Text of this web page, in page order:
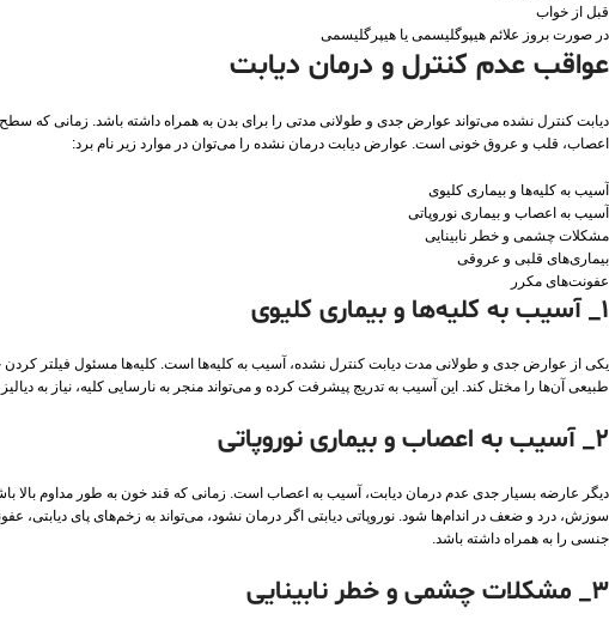
قبل از خواب
در صورت بروز علائم هیپوگلیسمی یا هیپرگلیسمی
عواقب عدم کنترل و درمان دیابت
دیابت کنترل نشده می‌تواند عوارض جدی و طولانی مدتی را برای بدن به همراه داشته باشد. زمانی که
اعصاب، قلب و عروق خونی است. عوارض دیابت درمان نشده را می‌توان در موارد زیر نام برد:
آسیب به کلیه‌ها و بیماری کلیوی
آسیب به اعصاب و بیماری نوروپاتی
مشکلات چشمی و خطر نابینایی
بیماری‌های قلبی و عروقی
عفونت‌های مکرر
1_ آسیب به کلیه‌ها و بیماری کلیوی
یکی از عوارض جدی و طولانی مدت دیابت کنترل نشده، آسیب به کلیه‌ها است. کلیه‌ها مسئول فیلتر کردن
طبیعی آن‌ها را مختل کند. این آسیب به تدریج پیشرفت کرده و می‌تواند منجر به نارسایی کلیه، نیاز به دیالیز
2_ آسیب به اعصاب و بیماری نوروپاتی
دیگر عارضه بسیار جدی عدم درمان دیابت، آسیب به اعصاب است. زمانی که قند خون به طور مداوم بالا
سوزش، درد و ضعف در اندام‌ها شود. نوروپاتی دیابتی اگر درمان نشود، می‌تواند به زخم‌های پای دیابتی،
جنسی را به همراه داشته باشد.
3_ مشکلات چشمی و خطر نابینایی